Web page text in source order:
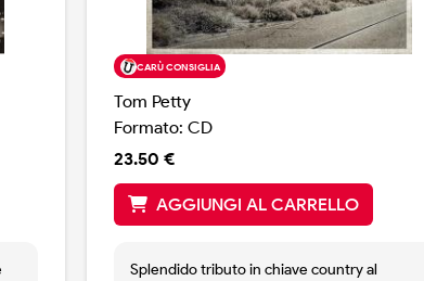
CARÙ CONSIGLIA
Tom Petty
Formato: CD
23.50 €
AGGIUNGI AL CARRELLO
Splendido tributo in chiave country al